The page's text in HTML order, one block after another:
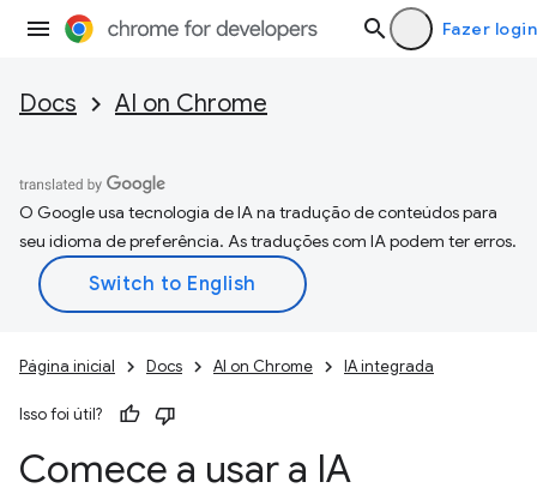
Fazer login
Docs AI on Chrome
O Google usa tecnologia de IA na tradução de conteúdos para
seu idioma de preferência. As traduções com IA podem ter erros.
Página inicial Docs AI on Chrome IA integrada
Isso foi útil?
Comece a usar a IA